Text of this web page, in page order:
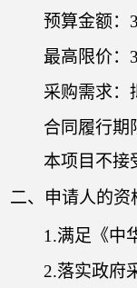
预算金额：
最高限价：
采购需求：
合同履行期
本项目不接
二、申请人的资
1.满足《中
2.落实政府